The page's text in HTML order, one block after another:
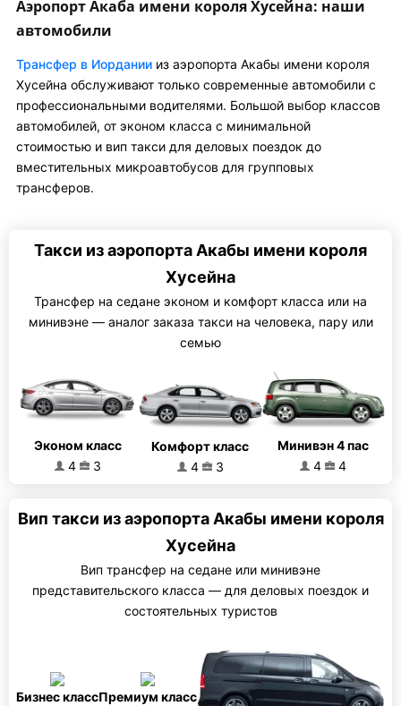
Аэропорт Акаба имени короля Хусейна: наши
автомобили
Трансфер в Иордании из аэропорта Акабы имени короля
Хусейна обслуживают только современные автомобили с
профессиональными водителями. Большой выбор классов
автомобилей, от эконом класса с минимальной
стоимостью и вип такси для деловых поездок до
вместительных микроавтобусов для групповых
трансферов.
Такси из аэропорта Акабы имени короля
Хусейна
Трансфер на седане эконом и комфорт класса или на
минивэне — аналог заказа такси на человека, пару или
семью
Эконом класс
4
3
Комфорт класс
4
3
Минивэн 4 пас
4
4
Вип такси из аэропорта Акабы имени короля
Хусейна
Вип трансфер на седане или минивэне
представительского класса — для деловых поездок и
состоятельных туристов
Бизнес классПремиум класс